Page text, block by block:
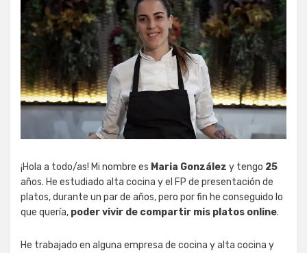
¡Hola a todo/as! Mi nombre es Maria González y tengo 25
años. He estudiado alta cocina y el FP de presentación de
platos, durante un par de años, pero por fin he conseguido lo
que quería, poder vivir de compartir mis platos online.
He trabajado en alguna empresa de cocina y alta cocina y